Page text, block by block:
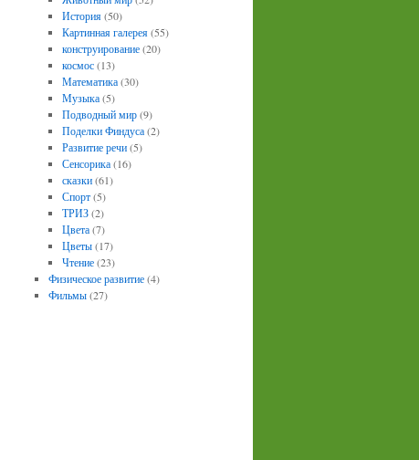
История(50)
Картинная галерея(55)
конструирование(20)
космос(13)
Математика(30)
Музыка(5)
Подводный мир(9)
Поделки Финдуса(2)
Развитие речи(5)
Сенсорика(16)
сказки(61)
Спорт(5)
ТРИЗ(2)
Цвета(7)
Цветы(17)
Чтение(23)
Физическое развитие(4)
Фильмы(27)